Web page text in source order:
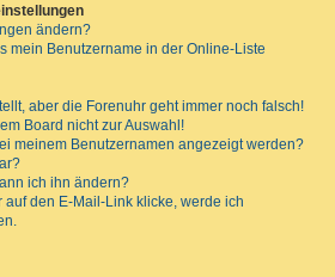
ändern?
mein Benutzername in der Online-Liste
aber die Forenuhr geht immer noch falsch!
Board nicht zur Auswahl!
meinem Benutzernamen angezeigt werden?
ich ihn ändern?
den E-Mail-Link klicke, werde ich